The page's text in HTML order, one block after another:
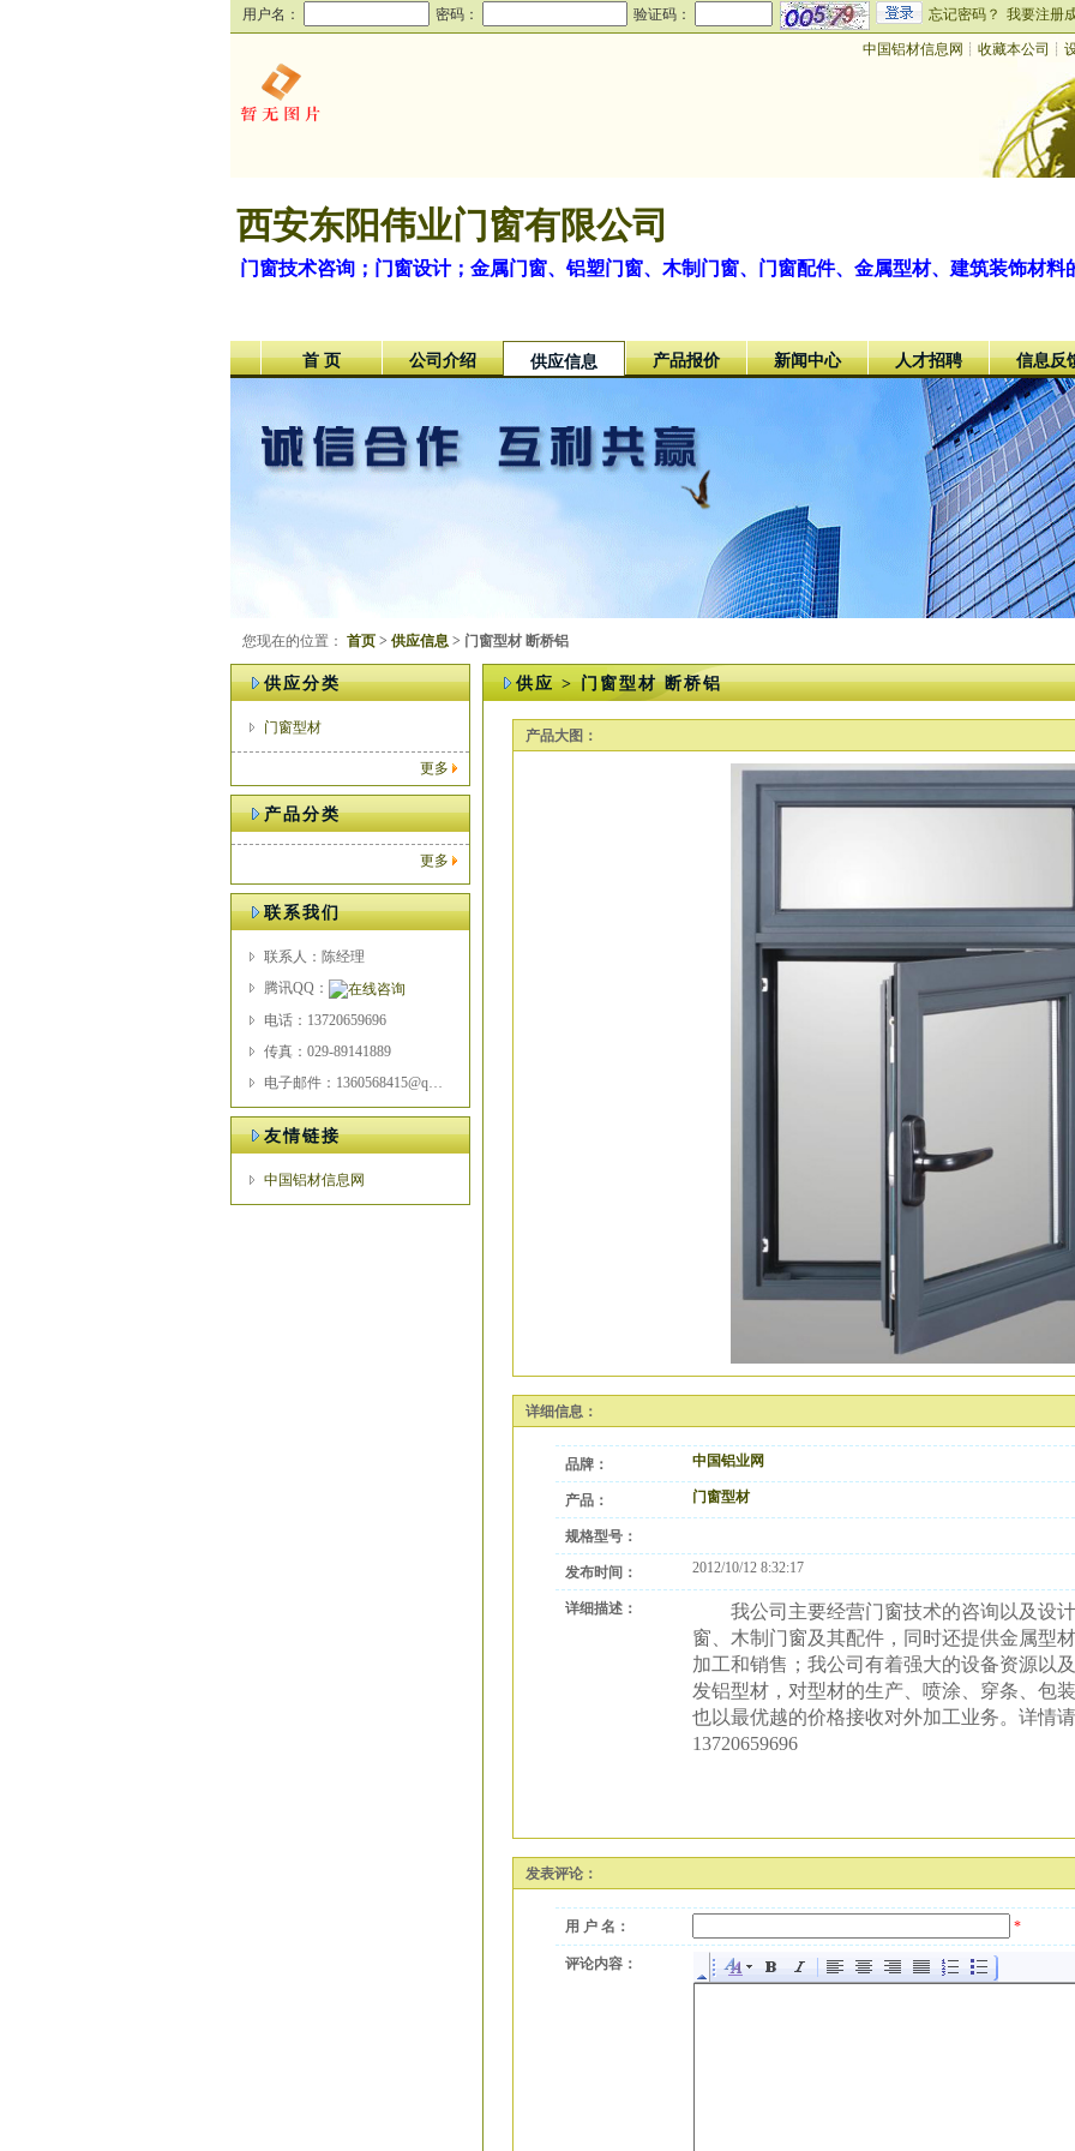
用户名： 密码： 验证码： 忘记密码？ 我要注册
中国铝材信息网 ┊ 收藏本公司 ┊
西安东阳伟业门窗有限公司
门窗技术咨询；门窗设计；金属门窗、铝塑门窗、木制门窗、门窗配件、金属型材、建筑装饰材
首 页 公司介绍 供应信息 产品报价 新闻中心 人才招聘 信息反
您现在的位置： 首页 > 供应信息 > 门窗型材 断桥铝
供应分类
门窗型材
更多
产品分类
更多
联系我们
联系人：陈经理
腾讯QQ：
电话：13720659696
传真：029-89141889
电子邮件：1360568415@qq.com
友情链接
中国铝材信息网
供应 > 门窗型材 断桥铝
产品大图：
详细信息：
品牌： 中国铝业网
产品： 门窗型材
规格型号：
发布时间： 2012/10/12 8:32:17
详细描述：
我公司主要经营门窗技术的咨询以及设计
窗、木制门窗及其配件，同时还提供金属型
加工和销售；我公司有着强大的设备资源以
发铝型材，对型材的生产、喷涂、穿条、包
也以最优越的价格接收对外加工业务。详情
13720659696
发表评论：
用 户 名： *
评论内容：